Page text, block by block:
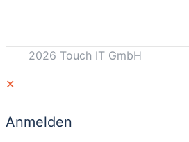
2026 Touch IT GmbH
✕
Anmelden